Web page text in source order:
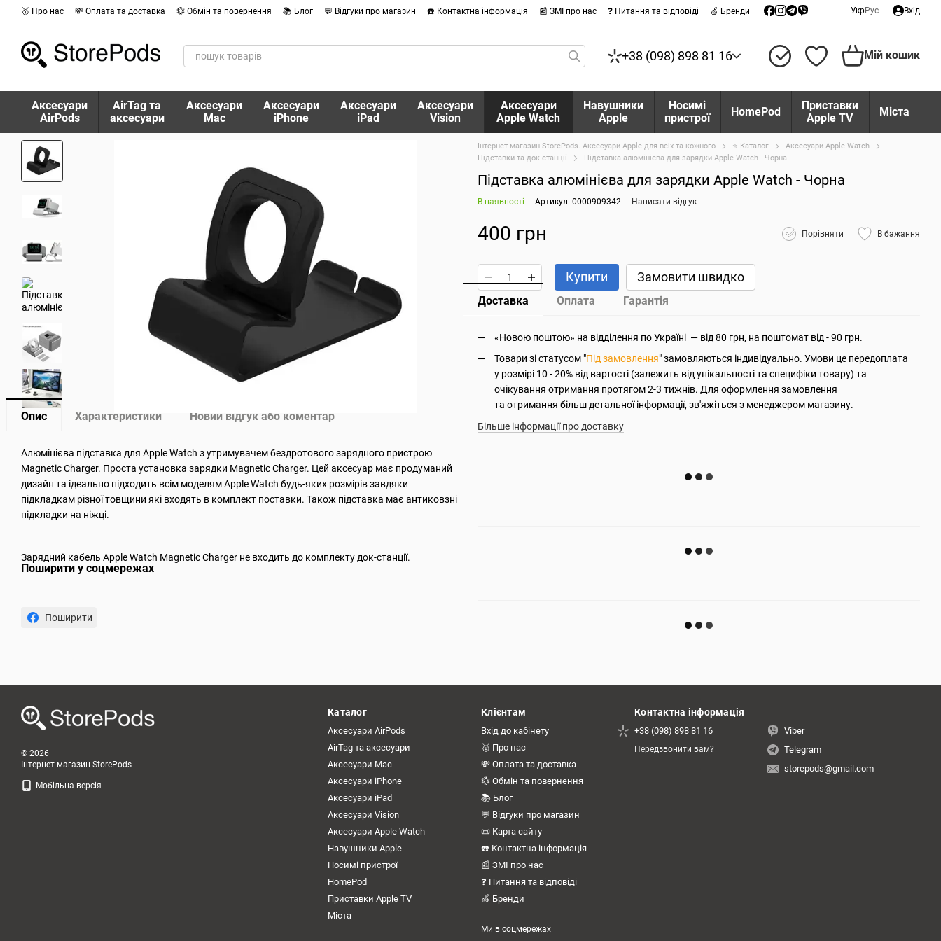
Перейти до основного контенту
🥇 Про нас 💸 Оплата та доставка 💱 Обмін та повернення 📚 Блог 💬 Відгуки про магазин ☎️ Контактна інформація 📰 ЗМІ про нас ❓ Питання та відповіді 🍏 Бренди УкрРус Вхід
+38 (098) 898 81 16 Мій кошик
Аксесуари
AirPods
AirTag та
аксесуари
Аксесуари
Mac
Аксесуари
iPhone
Аксесуари
iPad
Аксесуари
Vision
Аксесуари
Apple Watch
Навушники
Apple
Носимі
пристрої
HomePod
Приставки
Apple TV
Міста
Опис Характеристики Новий відгук або коментар
Алюмінієва підставка для Apple Watch з утримувачем бездротового зарядного пристрою
Magnetic Charger. Проста установка зарядки Magnetic Charger. Цей аксесуар має продуманий
дизайн та ідеально підходить всім моделям Apple Watch будь-яких розмірів завдяки
підкладкам різної товщини які входять в комплект поставки. Також підставка має антиковзні
підкладки на ніжці.
Зарядний кабель Apple Watch Magnetic Charger не входить до комплекту док-станції.
Поширити у соцмережах
Поширити
Інтернет-магазин StorePods. Аксесуари Apple для всіх та кожного ⭐ Каталог
Аксесуари Apple Watch
Підставки та док-станції
Підставка алюмінієва для зарядки Apple Watch - Чорна
Підставка алюмінієва для зарядки Apple Watch - Чорна
В наявності Артикул: 0000909342 Написати відгук
400 грн Порівняти В бажання
Купити Замовити швидко
Доставка Оплата Гарантія
«Новою поштою» на відділення по Україні — від 80 грн, на поштомат від - 90 грн.
Товари зі статусом "Під замовлення" замовляються індивідуально. Умови це передоплата
у розмірі 10 - 20% від вартості (залежить від унікальності та специфіки товару) та
очікування отримання протягом 2-3 тижнів. Для оформлення замовлення
та отримання більш детальної інформації, зв'яжіться з менеджером магазину.
Більше інформації про доставку
© 2026
Інтернет-магазин StorePods
Мобільна версія
Каталог
Аксесуари AirPods
AirTag та аксесуари
Аксесуари Mac
Аксесуари iPhone
Аксесуари iPad
Аксесуари Vision
Аксесуари Apple Watch
Навушники Apple
Носимі пристрої
HomePod
Приставки Apple TV
Міста
Клієнтам
Вхід до кабінету
🥇 Про нас
💸 Оплата та доставка
💱 Обмін та повернення
📚 Блог
💬 Відгуки про магазин
📜 Карта сайту
☎️ Контактна інформація
📰 ЗМІ про нас
❓ Питання та відповіді
🍏 Бренди
Ми в соцмережах
Контактна інформація
+38 (098) 898 81 16
Передзвонити вам?
Viber
Telegram
storepods@gmail.com